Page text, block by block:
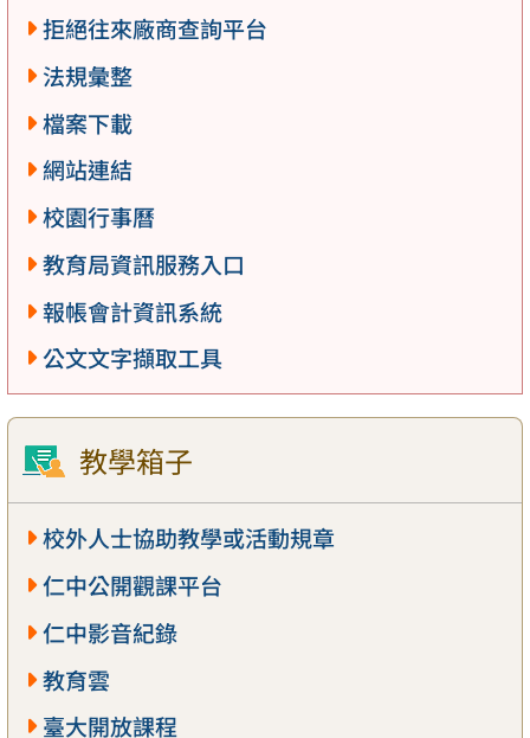
拒絕往來廠商查詢平台
法規彙整
檔案下載
網站連結
校園行事曆
教育局資訊服務入口
報帳會計資訊系統
公文文字擷取工具
教學箱子
校外人士協助教學或活動規章
仁中公開觀課平台
仁中影音紀錄
教育雲
臺大開放課程